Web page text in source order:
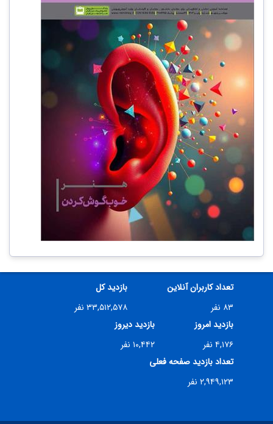
تعداد کاربران آنلاین
۸۳ نفر
بازدید کل
۳۳,۵۱۲,۵۷۸ نفر
بازدید امروز
۴,۱۷۶ نفر
بازدید دیروز
۱۰,۴۴۲ نفر
تعداد بازدید صفحه فعلی
۲,۹۴۹,۱۲۳ نفر